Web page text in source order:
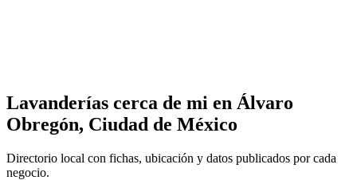
Lavanderías cerca de mi en Álvaro
Obregón, Ciudad de México
Directorio local con fichas, ubicación y datos publicados por cada
negocio.